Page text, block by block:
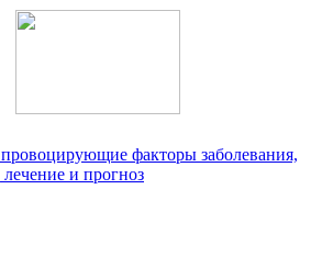
факторы заболевания,
и прогноз